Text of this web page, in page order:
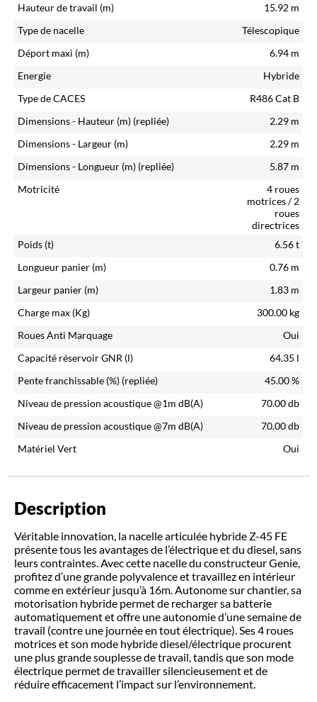
Hauteur de travail (m) 15.92 m
Type de nacelle
Télescopique
Déport maxi (m)
6.94 m
Energie
Hybride
Type de CACES
R486 Cat B
Dimensions - Hauteur (m) (repliée) 2.29 m
Dimensions - Largeur (m)
2.29 m
Dimensions - Longueur (m) (repliée) 5.87 m
Motricité
4 roues
motrices / 2
roues
directrices
Poids (t)
6.56t
Longueur panier (m)
0.76 m
Largeur panier (m)
1.83 m
Charge max (Kg)
300.00 kg
Roues Anti Marquage
Oui
Capacité réservoir GNR (l)
64.35 l
Pente franchissable (%) (repliée) 45.00%
Niveau de pression acoustique @1m dB(A)
70.00db
Niveau de pression acoustique @7m dB(A)
70.00db
Matériel Vert
Oui
Description
Véritable innovation, la nacelle articulée hybride Z-45 FE
présente tous les avantages de l’électrique et du diesel, sans
leurs contraintes. Avec cette nacelle du constructeur Genie,
profitez d’une grande polyvalence et travaillez en intérieur
comme en extérieur jusqu’à 16m. Autonome sur chantier, sa
motorisation hybride permet de recharger sa batterie
automatiquement et offre une autonomie d’une semaine de
travail (contre une journée en tout électrique). Ses 4 roues
motrices et son mode hybride diesel/électrique procurent
une plus grande souplesse de travail, tandis que son mode
électrique permet de travailler silencieusement et de
réduire efficacement l’impact sur l’environnement.